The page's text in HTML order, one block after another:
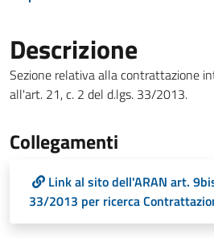
Descrizione
Sezione relativa alla contrattazione
all'art. 21, c. 2 del d.lgs. 33/2013.
Collegamenti
Link al sito dell'ARAN art.
33/2013 per ricerca